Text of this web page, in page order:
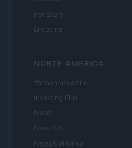
Pet Story
Encocina
NORTE AMERICA
Womanmagazine
Investing Plus
Newz
Newz US
Newz California